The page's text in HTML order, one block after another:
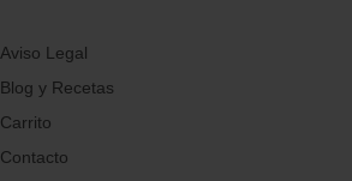
Aviso Legal
Blog y Recetas
Carrito
Contacto